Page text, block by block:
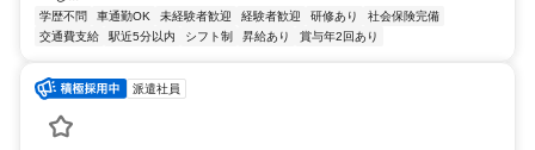
学歴不問 車通勤OK 未経験者歓迎 経験者歓迎 研修あり
社会保険完備
交通費支給
駅近5分以内 シフト制 昇給あり 賞与年2回あり
派遣社員